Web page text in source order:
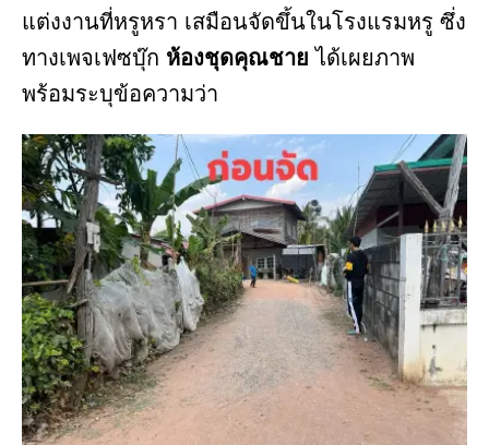
แต่งงานที่หรูหรา เสมือนจัดขึ้นในโรงแรมหรู ซึ่ง
ทางเพจเฟซบุ๊ก ห้องชุดคุณชาย ได้เผยภาพ
พร้อมระบุข้อความว่า